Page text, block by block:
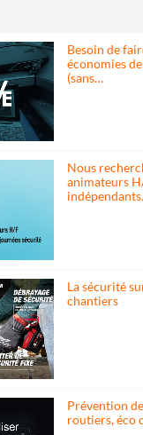
Besoin de
économies
(sans…
Nous
animateurs
La sécurité
chantiers
Prévention
routiers, éco